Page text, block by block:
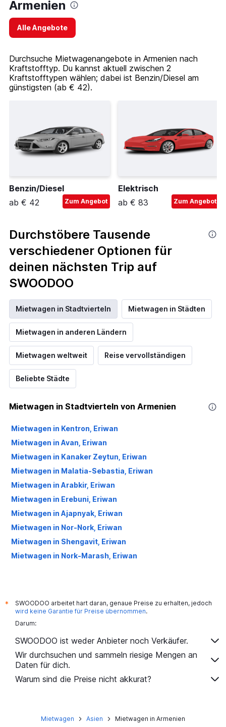
Armenien
Alle Angebote
Durchsuche Mietwagenangebote in Armenien nach
Kraftstofftyp. Du kannst aktuell zwischen 2
Kraftstofftypen wählen; dabei ist Benzin/Diesel am
günstigsten (ab € 42).
Benzin/Diesel
ab € 42
Zum Angebot
Elektrisch
ab € 83
Zum Angebot
Durchstöbere Tausende
verschiedener Optionen für
deinen nächsten Trip auf
SWOODOO
Mietwagen in Stadtvierteln Mietwagen in Städten
Mietwagen in anderen Ländern
Mietwagen weltweit Reise vervollständigen
Beliebte Städte
Mietwagen in Stadtvierteln von Armenien
Mietwagen in Kentron, Eriwan
Mietwagen in Avan, Eriwan
Mietwagen in Kanaker Zeytun, Eriwan
Mietwagen in Malatia-Sebastia, Eriwan
Mietwagen in Arabkir, Eriwan
Mietwagen in Erebuni, Eriwan
Mietwagen in Ajapnyak, Eriwan
Mietwagen in Nor-Nork, Eriwan
Mietwagen in Shengavit, Eriwan
Mietwagen in Nork-Marash, Eriwan
*
SWOODOO arbeitet hart daran, genaue Preise zu erhalten, jedoch
wird keine Garantie für Preise übernommen.
Darum:
SWOODOO ist weder Anbieter noch Verkäufer.
Wir durchsuchen und sammeln riesige Mengen an
Daten für dich.
Warum sind die Preise nicht akkurat?
Mietwagen Asien Mietwagen in Armenien